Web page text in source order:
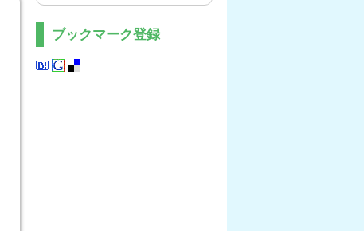
ブックマーク登録